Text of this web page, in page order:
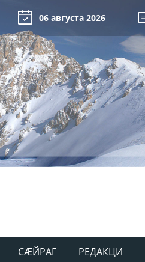
06 августа 2026
СÆЙРАГ РЕДАКЦИ